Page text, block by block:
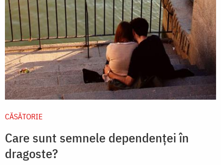
CĂSĂTORIE
Care sunt semnele dependenței în
dragoste?